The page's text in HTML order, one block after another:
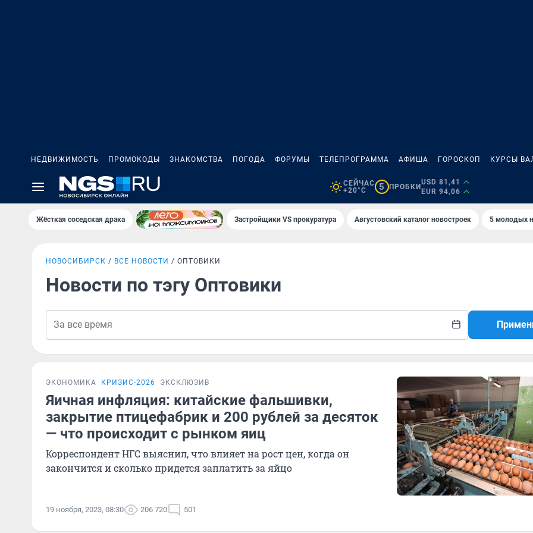
НЕДВИЖИМОСТЬ ПРОМОКОДЫ ЗНАКОМСТВА ПОГОДА ФОРУМЫ ТЕЛЕПРОГРАММА АФИША ГОРОСКОП КУРСЫ
СЕЙЧАС
+20°C
5 ПРОБКИ
USD 81,41
EUR 94,06
Жёсткая соседская драка Застройщики VS прокуратура Августовский каталог новостроек 5 молодых
НОВОСИБИРСК ВСЕ НОВОСТИ ОПТОВИКИ
Новости по тэгу Оптовики
ЭКОНОМИКА КРИЗИС-2026 ЭКСКЛЮЗИВ
Яичная инфляция: китайские фальшивки,
закрытие птицефабрик и 200 рублей за десяток
— что происходит с рынком яиц
Корреспондент НГС выяснил, что влияет на рост цен, когда он
закончится и сколько придется заплатить за яйцо
19 ноября, 2023, 08:30 206 720 501